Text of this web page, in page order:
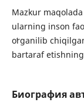
Mazkur
ularning inson
oʻrganilib
bartaraf
Биография